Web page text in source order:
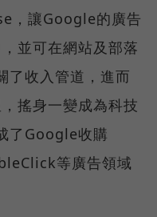
，讓Google的廣告
並可在網站及部落
了收入管道，進而
搖身一變成為科技
了Google收購
等廣告領域